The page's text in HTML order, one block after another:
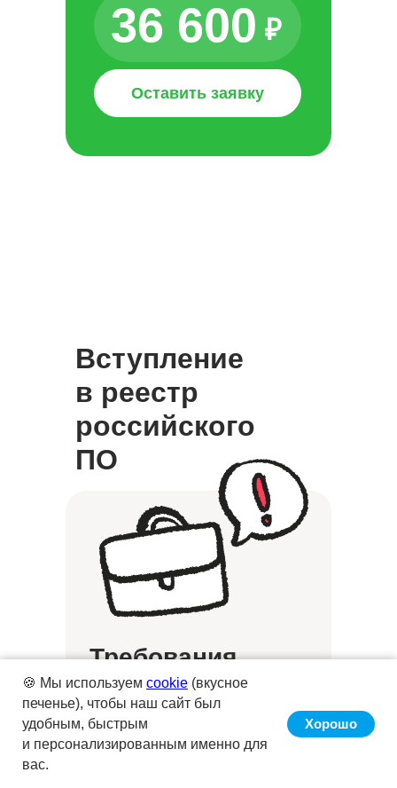
🍪 Мы используем cookie (вкусное
печенье), чтобы наш сайт был
удобным, быстрым
и персонализированным именно для
вас.
Хорошо
Оставить заявку
36 600 ₽
Вступление
в реестр
российского
ПО
Регистрация в России
Требования
к компании